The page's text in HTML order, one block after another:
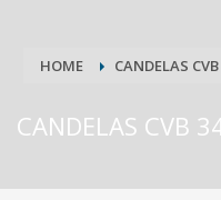
HOME CANDELAS
CANDELAS CVB